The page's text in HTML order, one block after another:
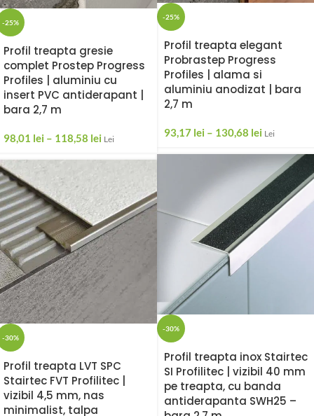
-25%
Profil treapta elegant
Probrastep Progress
Profiles | alama si
aluminiu anodizat | bara
2,7 m
93,17 lei – 130,68 lei Lei
-25%
Profil treapta gresie
complet Prostep Progress
Profiles | aluminiu cu
insert PVC antiderapant |
bara 2,7 m
98,01 lei – 118,58 lei Lei
-30%
Profil treapta inox Stairtec
SI Profilitec | vizibil 40 mm
pe treapta, cu banda
antiderapanta SWH25 –
-30%
Profil treapta LVT SPC
Stairtec FVT Profilitec |
vizibil 4,5 mm, nas
minimalist, talpa